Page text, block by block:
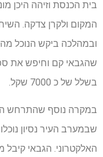
בית הכנסת וזיהה היכן
המקום ולקרן צדקה.
ובמהלכה ביקש הנוכל
שהגבאי קם וחיפש את
בשלל של כ 7000 שקל.
במקרה נוסף שהתרחש
שבמערב העיר נסיון
האלקטרוני. הגבאי